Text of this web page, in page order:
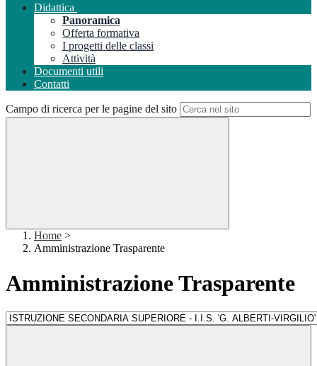
Didattica
Panoramica
Offerta formativa
I progetti delle classi
Attività
Documenti utili
Contatti
Campo di ricerca per le pagine del sito
Home >
Amministrazione Trasparente
Amministrazione Trasparente